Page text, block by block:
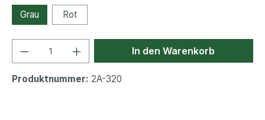
Grau Rot
Produkt Anzahl: Gib denIn den Warenkorb
Produktnummer: 2A-320